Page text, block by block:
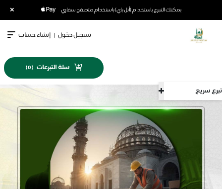
يمكنك التبرع باستخدام (أبل باي) باستخدام متصفح سفاري
تسجيل دخول | إنشاء حساب
سلة التبرعات (
0
)